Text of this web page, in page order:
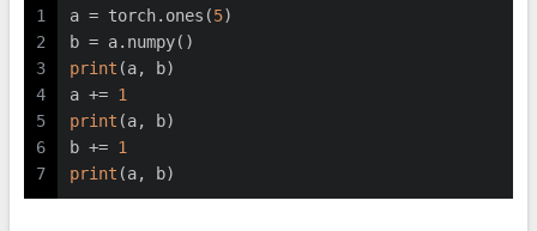
1
2
3
4
5
6
7
a = torch.ones(5)
b = a.numpy()
print (a, b)
a += 1
print (a, b)
b += 1
print (a, b)